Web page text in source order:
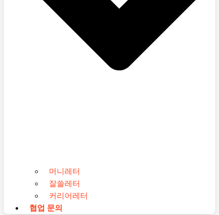
머니레터
잘쓸레터
커리어레터
협업 문의